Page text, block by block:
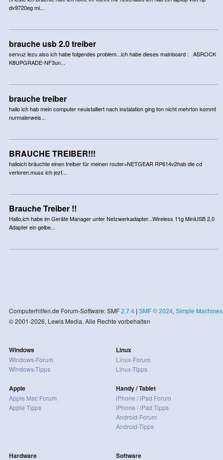
dv9720eg mi...
brauche usb 2.0 treiber
servuz lezu also ich habe folgendes problem...ich habe dieses mainboard : ASROCK
K8UPGRADE-NF3un...
brauche treiber
hallo ich hab mein computer neuistalliert nach instalation ging ton nicht mehrton kommt
nurmalerweis...
BRAUCHE TREIBER!!!
halloich bräuchte einen treiber für meinen router=NETGEAR RP614v2hab die cd
verloren.muss ich jezt...
Brauche Treiber !!
Hallo,ich habe im Geräte Manager unter Netzwerkadapter...Wireless 11g MiniUSB 2.0
Adapter ein gelbe...
Computerhilfen.de Forum-Software: SMF 2.7.4| SMF © 2024, Simple Machines
© 2001-2026, Lewis Media. Alle Rechte vorbehalten
Windows
Windows-Forum
Windows-Tipps
Apple
Apple Mac Forum
Apple Tipps
Linux
Linux-Forum
Linux-Tipps
Handy / Tablet
iPhone / iPad Forum
iPhone / iPad Tipps
Android-Forum
Android-Tipps
Hardware Software